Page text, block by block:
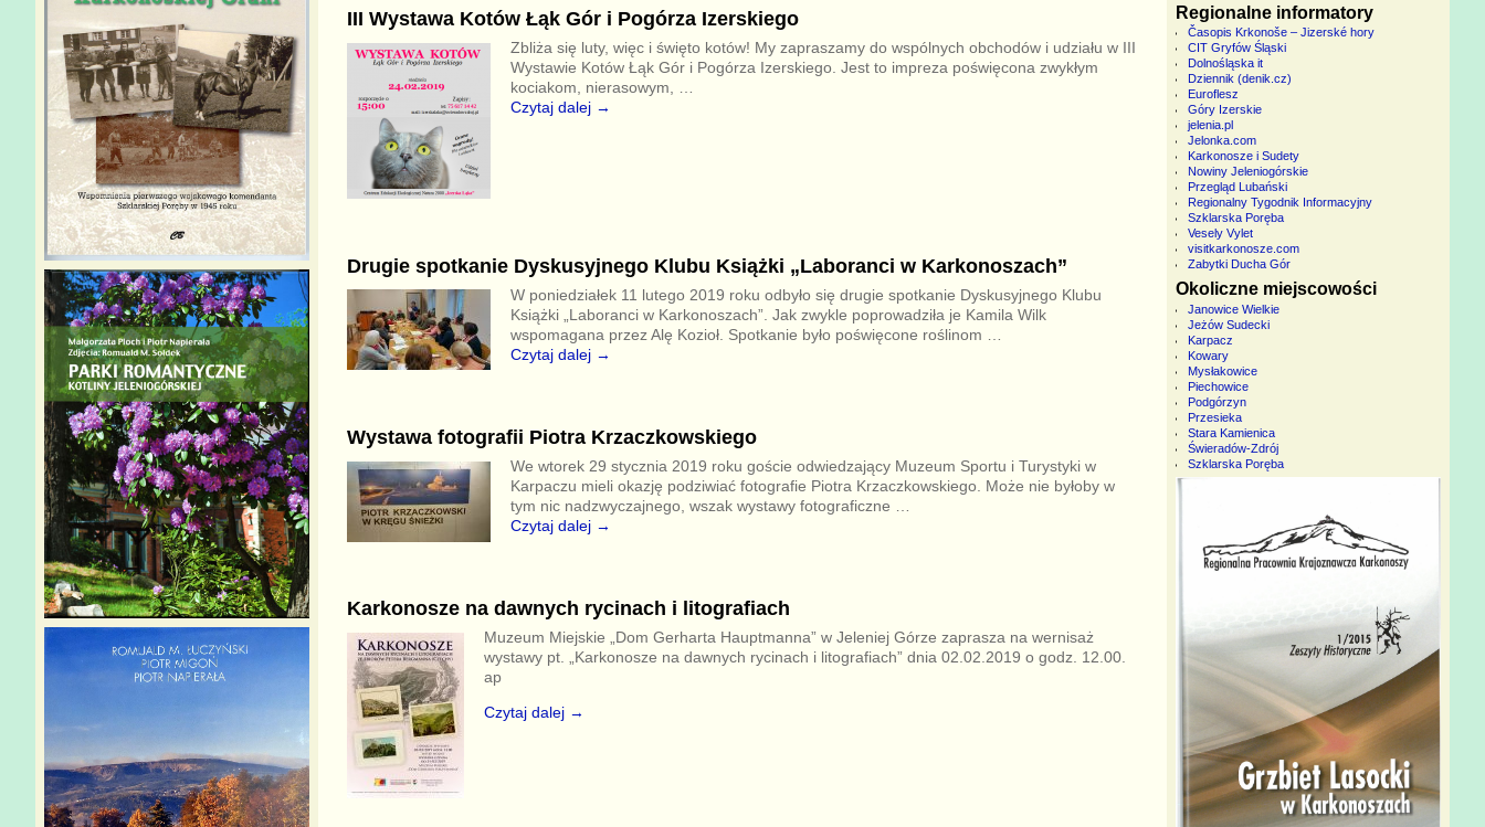
III Wystawa Kotów Łąk Gór i Pogórza Izerskiego
Zbliża się luty, więc i święto kotów! My zapraszamy do wspólnych obchodów i udziału w III
Wystawie Kotów Łąk Gór i Pogórza Izerskiego. Jest to impreza poświęcona zwykłym
kociakom, nierasowym, …
Czytaj dalej →
Drugie spotkanie Dyskusyjnego Klubu Książki „Laboranci w Karkonoszach”
W poniedziałek 11 lutego 2019 roku odbyło się drugie spotkanie Dyskusyjnego Klubu
Książki „Laboranci w Karkonoszach”. Jak zwykle poprowadziła je Kamila Wilk
wspomagana przez Alę Kozioł. Spotkanie było poświęcone roślinom
Czytaj dalej →
Wystawa fotografii Piotra Krzaczkowskiego
We wtorek 29 stycznia 2019 roku goście odwiedzający Muzeum Sportu i Turystyki w
Karpaczu mieli okazję podziwiać fotografie Piotra Krzaczkowskiego. Może nie byłoby w
tym nic nadzwyczajnego, wszak wystawy fotograficzne
Czytaj dalej →
Karkonosze na dawnych rycinach i litografiach
Muzeum Miejskie „Dom Gerharta Hauptmanna” w Jeleniej Górze zaprasza na wernisaż
wystawy pt. „Karkonosze na dawnych rycinach i litografiach” dnia 02.02.2019 o godz. 12.00.
ap
Czytaj dalej →
Regionalne informatory
Časopis Krkonoše – Jizerské hory
CIT Gryfów Śląski
Dolnośląska it
Dziennik (denik.cz)
Euroflesz
Góry Izerskie
jelenia.pl
Jelonka.com
Karkonosze i Sudety
Nowiny Jeleniogórskie
Przegląd Lubański
Regionalny Tygodnik Informacyjny
Szklarska Poręba
Vesely Vylet
visitkarkonosze.com
Zabytki Ducha Gór
Okoliczne miejscowości
Janowice Wielkie
Jeżów Sudecki
Karpacz
Kowary
Mysłakowice
Piechowice
Podgórzyn
Przesieka
Stara Kamienica
Świeradów-Zdrój
Szklarska Poręba